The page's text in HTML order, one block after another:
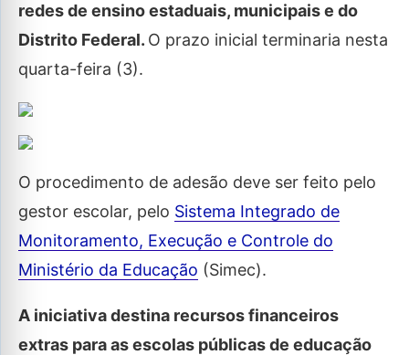
redes de ensino estaduais, municipais e do
Distrito Federal. O prazo inicial terminaria nesta
quarta-feira (3).
O procedimento de adesão deve ser feito pelo
gestor escolar, pelo Sistema Integrado de
Monitoramento, Execução e Controle do
Ministério da Educação (Simec).
A iniciativa destina recursos financeiros
extras para as escolas públicas de educação